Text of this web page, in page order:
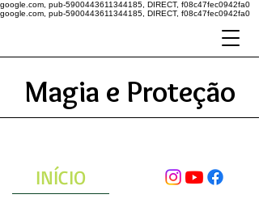
google.com, pub-5900443611344185, DIRECT, f08c47fec0942fa0
google.com, pub-5900443611344185, DIRECT, f08c47fec0942fa0
Magia e Proteção
INÍCIO